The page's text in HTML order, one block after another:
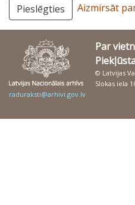
Pieslēgties Aizmirsāt
Par
© Latvijas
Slokas iela
raduraksti@arhivi.gov.lv